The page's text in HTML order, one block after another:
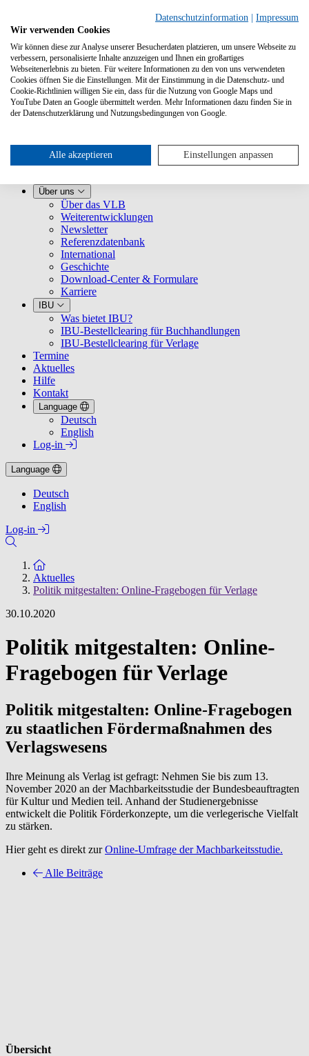
Leistungen
VLB kennenlernen
Für Selfpublisher
Für Dienstleister
Über uns
Über das VLB
Weiterentwicklungen
Newsletter
Referenzdatenbank
International
Geschichte
Download-Center & Formulare
Karriere
IBU
Was bietet IBU?
IBU-Bestellclearing für Buchhandlungen
IBU-Bestellclearing für Verlage
Termine
Aktuelles
Hilfe
Kontakt
Language
Deutsch
English
Log-in
Language
Deutsch
English
Log-in
Zur Startseite
Aktuelles
Politik mitgestalten: Online-Fragebogen für Verlage
30.10.2020
Politik mitgestalten: Online-
Fragebogen für Verlage
Politik mitgestalten: Online-Fragebogen
zu staatlichen Fördermaßnahmen des
Verlagswesens
Ihre Meinung als Verlag ist gefragt: Nehmen Sie bis zum 13.
November 2020 an der Machbarkeitsstudie der Bundesbeauftragten
für Kultur und Medien teil. Anhand der Studienergebnisse
entwickelt die Politik Förderkonzepte, um die verlegerische Vielfalt
zu stärken.
Hier geht es direkt zurOnline-Umfrage der Machbarkeitsstudie.
Alle Beiträge
Übersicht
Datenschutzinformation
Impressum
Wir verwenden Cookies
Wir können diese zur Analyse unserer Besucherdaten platzieren, um unsere Webseite zu
verbessern, personalisierte Inhalte anzuzeigen und Ihnen ein großartiges
Webseitenerlebnis zu bieten. Für weitere Informationen zu den von uns verwendeten
Cookies öffnen Sie die Einstellungen. Mit der Einstimmung in die Datenschutz- und
Cookie-Richtlinien willigen Sie ein, dass für die Nutzung von Google Maps und
YouTube Daten an Google übermittelt werden. Mehr Informationen dazu finden Sie in
der Datenschutzerklärung und Nutzungsbedingungen von Google.
Alle akzeptieren Einstellungen anpassen